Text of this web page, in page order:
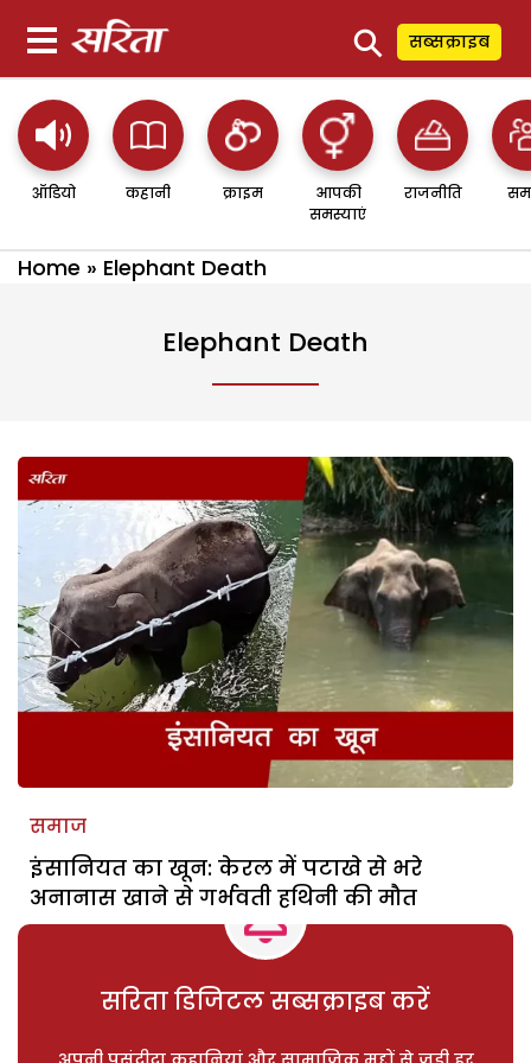
⚲ सब्सक्राइब
ऑडियो कहानी क्राइम
आपकी
समस्याएं
राजनीति
Home » Elephant Death
Elephant Death
समाज
इंसानियत का खून: केरल में पटाखे से भरे
अनानास खाने से गर्भवती हथिनी की मौत
सरिता डिजिटल सब्सक्राइब करें